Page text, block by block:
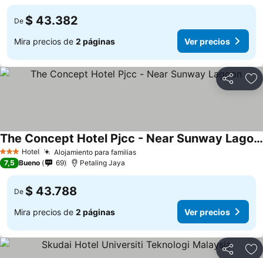
De $ 43.382
Mira precios de 2 páginas Ver precios
Compartir
3 Estrellas
Hotel Alojamiento para familias
The Concept Hotel Pjcc - Near Sunway Lagoon
7,5 Bueno 69 Petaling Jaya
De $ 43.788
Mira precios de 2 páginas Ver precios
Compartir